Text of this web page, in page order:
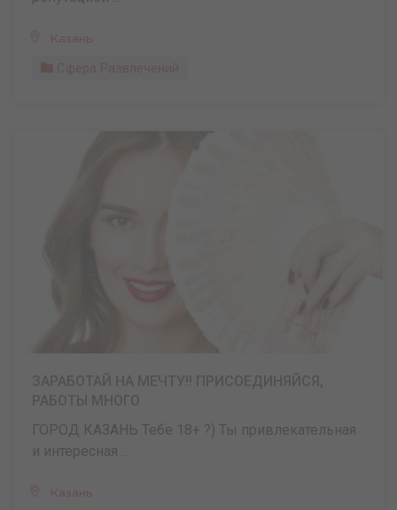
Казань
Сфера Развлечений
ГОРОД КАЗАНЬ Тебе 18+ ?) Ты привлекательная
и интересная ...
Казань